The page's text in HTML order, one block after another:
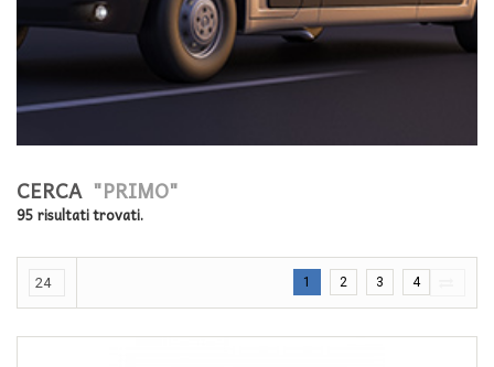
CERCA "PRIMO"
95 risultati trovati.
1 2 3 4